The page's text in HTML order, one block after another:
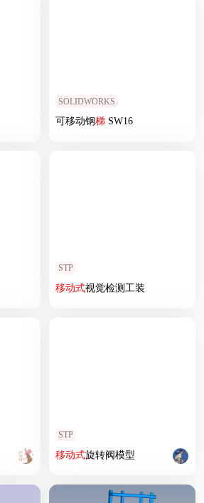
SOLIDWORKS
可移动钢梯SW16
STP
移动式视觉检测工装
STP
移动式旋转阀模型